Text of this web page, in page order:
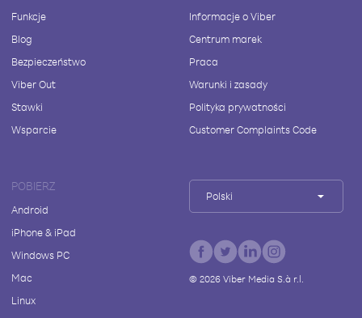
Funkcje
Blog
Bezpieczeństwo
Viber Out
Stawki
Wsparcie
Informacje o Viber
Centrum marek
Praca
Warunki i zasady
Polityka prywatności
Customer Complaints Code
POBIERZ
Android
iPhone & iPad
Windows PC
Mac
Linux
Polski
© 2026Viber Media S.à r.l.